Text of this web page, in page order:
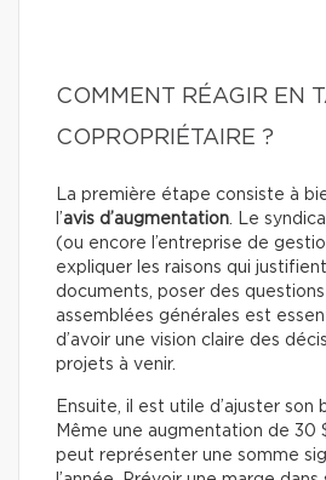
COMMENT RÉAGIR EN
COPROPRIÉTAIRE ?
La première étape consiste à
l’avis d’augmentation. Le
(ou encore l’entreprise de
expliquer les raisons qui
documents, poser des
assemblées générales est
d’avoir une vision claire des
projets à venir.
Ensuite, il est utile d’ajuster son
Même une augmentation de 30
peut représenter une somme